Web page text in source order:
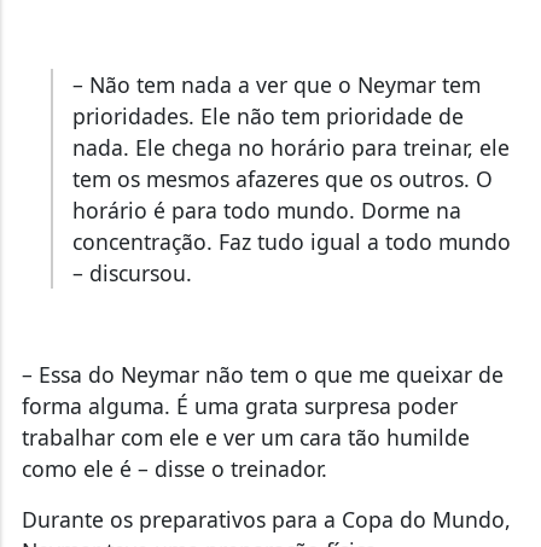
tem os mesmos afazeres que os outros. O
horário é para todo mundo. Dorme na
concentração. Faz tudo igual a todo mundo
– discursou.
– Essa do Neymar não tem o que me queixar de
como ele é – disse o treinador.
Durante os preparativos para a Copa do Mundo,
Neymar teve uma preparação física
acompanhada não apenas pelo Santos, mas
também por seu estafe pessoal.